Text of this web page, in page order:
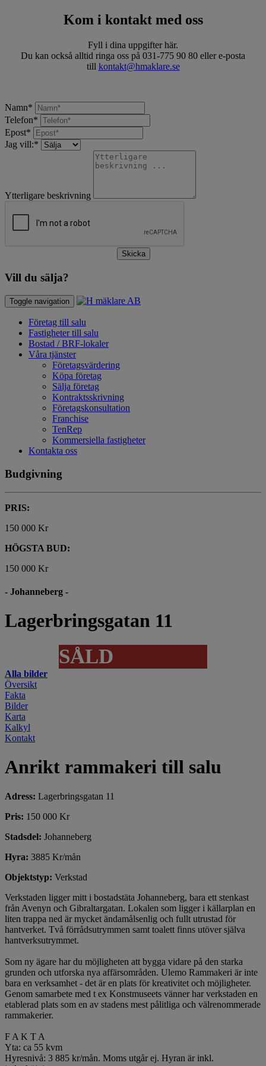
Kom i kontakt med oss
Fyll i dina uppgifter här.
Du kan också alltid ringa oss på 031-775 90 80 eller e-posta
till kontakt@hmaklare.se
Namn*
Telefon*
Epost*
Jag vill:*
Ytterligare beskrivning
Skicka
Vill du sälja?
Toggle navigation
Företag till salu
Fastigheter till salu
Bostad / BRF-lokaler
Våra tjänster
Företagsvärdering
Köpa företag
Sälja företag
Kontraktsskrivning
Företagskonsultation
Franchise
TenRep
Kommersiella fastigheter
Kontakta oss
Budgivning
PRIS:
150 000 Kr
HÖGSTA BUD:
150 000 Kr
- Johanneberg -
Lagerbringsgatan 11
SÅLD
Alla bilder
Översikt
Fakta
Bilder
Karta
Kalkyl
Kontakt
Anrikt rammakeri till salu
Adress: Lagerbringsgatan 11
Pris: 150 000 Kr
Stadsdel: Johanneberg
Hyra: 3885 Kr/mån
Objektstyp: Verkstad
Verkstaden ligger mitt i bostadstäta Johanneberg, bara ett stenkast
från Avenyn och Gibraltargatan. Lokalen som ligger i källarplan en
liten trappa ned är mycket ändamålsenlig och fullt utrustad för
hantverket. Två förrådsutrymmen samt toalett finns utöver själva
hantverksutrymmet.
Som ny ägare har du möjligheten att bygga vidare på den starka
grunden och utforska nya affärsområden. Ulemo Rammakeri är inte
bara en verksamhet - det är en plats för kreativitet och möjligheter.
Genom samarbete med t ex Konstmuseets vänner har verkstaden en
etablerad plats som en av stadens mest pålitliga och välrenommerade
rammakerier.
F A K T A
Yta: ca 55 kvm
Hyresnivå: 3 885 kr/mån. Moms utgår ej. Hyran är inkl.